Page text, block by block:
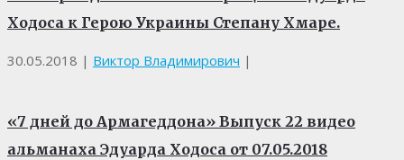
Ходоса к Герою Украины Степану Хмаре.
30.05.2018 | Виктор Владимирович |
«7 дней до Армагеддона» Выпуск 22 видео
альманаха Эдуарда Ходоса от 07.05.2018